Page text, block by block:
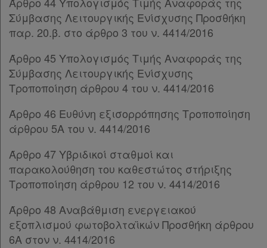
συνδρομή
Ομαδικά
πακέτα
Παροχές
σε
συνδρομητές
Ενεργοί
συνδρομητές
Παρ.13
Παρ.14
Παρ.1
Παρ.2
Άρθρο 19 [-]
Παρ.2
Παρ.2α
Παρ.2β
Παρ.3
Παρ.4
Παρ.5
Παρ.6
Παρ.7
Παρ.8
Σύμβασης Λειτουργικής Ενίσχυσης Προσθήκη
παρ. 20.β. στο άρθρο 3 του ν. 4414/2016
Άρθρο 45 Υπολογισμός Τιμής Αναφοράς της
Σύμβασης Λειτουργικής Ενίσχυσης
Τροποποίηση άρθρου 4 του ν. 4414/2016
Άρθρο 46 Ευθύνη εξισορρόπησης Τροποποίηση
άρθρου 5Α του ν. 4414/2016
Άρθρο 47 Υβριδικοί σταθμοί και
παρακολούθηση του καθεστώτος στήριξης
Τροποποίηση άρθρου 12 του ν. 4414/2016
Άρθρο 48 Αναβάθμιση ενεργειακού
εξοπλισμού φωτοβολταϊκών Προσθήκη άρθρου
6Α στον ν. 4414/2016